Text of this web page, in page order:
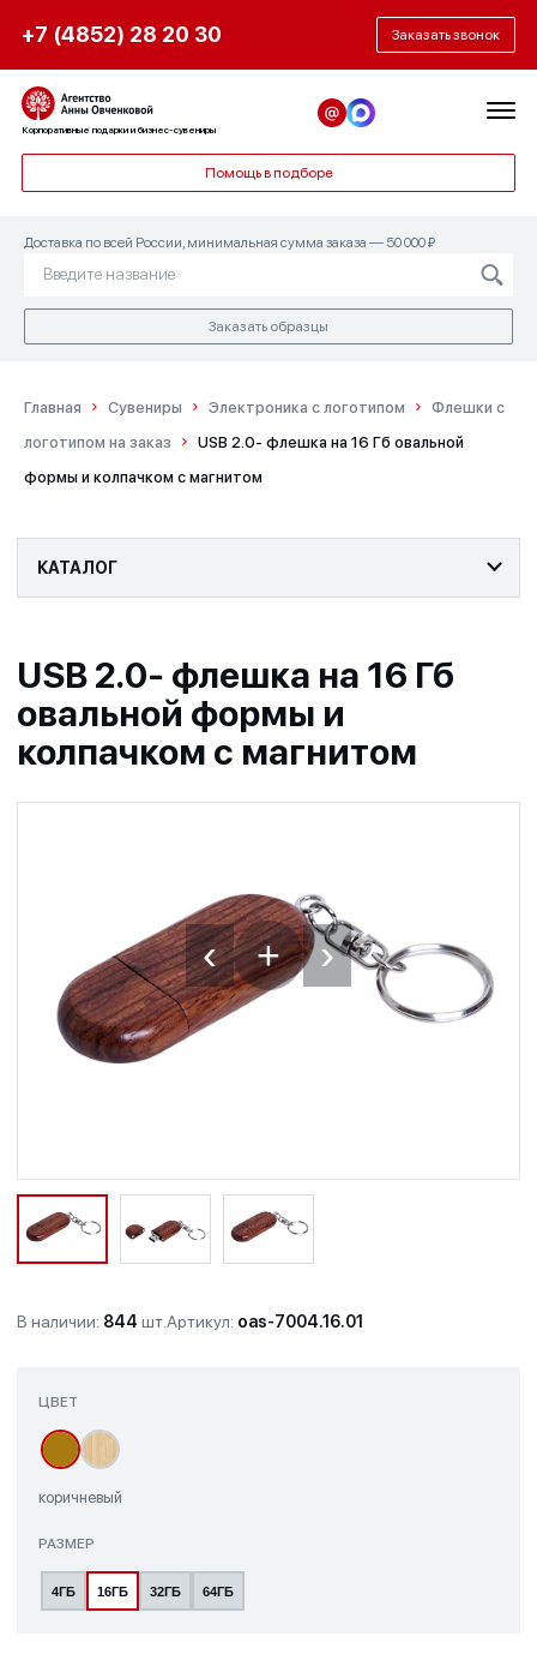
+7 (4852) 28 20 30 Заказать звонок
Корпоративные подарки и бизнес-сувениры
Помощь в подборе
Доставка по всей России, минимальная сумма заказа — 50 000 ₽
Заказать образцы
Главная Сувениры Электроника с логотипом
Флешки с
логотипом на заказ
USB 2.0- флешка на 16 Гб овальной
формы и колпачком с магнитом
КАТАЛОГ
USB 2.0- флешка на 16 Гб
овальной формы и
колпачком с магнитом
‹ + ›
В наличии: 844 шт.Артикул: oas-7004.16.01
ЦВЕТ
коричневый
РАЗМЕР
4ГБ 16ГБ 32ГБ 64ГБ